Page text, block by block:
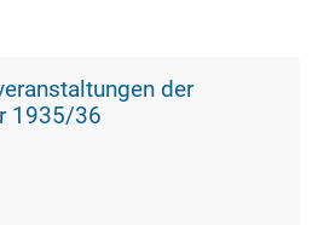
1935/36